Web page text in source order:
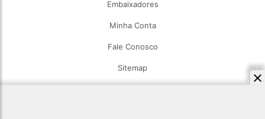
Embaixadores
Minha Conta
Fale Conosco
Sitemap